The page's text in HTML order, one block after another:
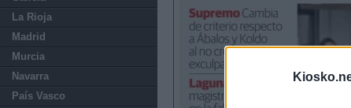
La Rioja
Madrid
Murcia
Navarra
País Vasco